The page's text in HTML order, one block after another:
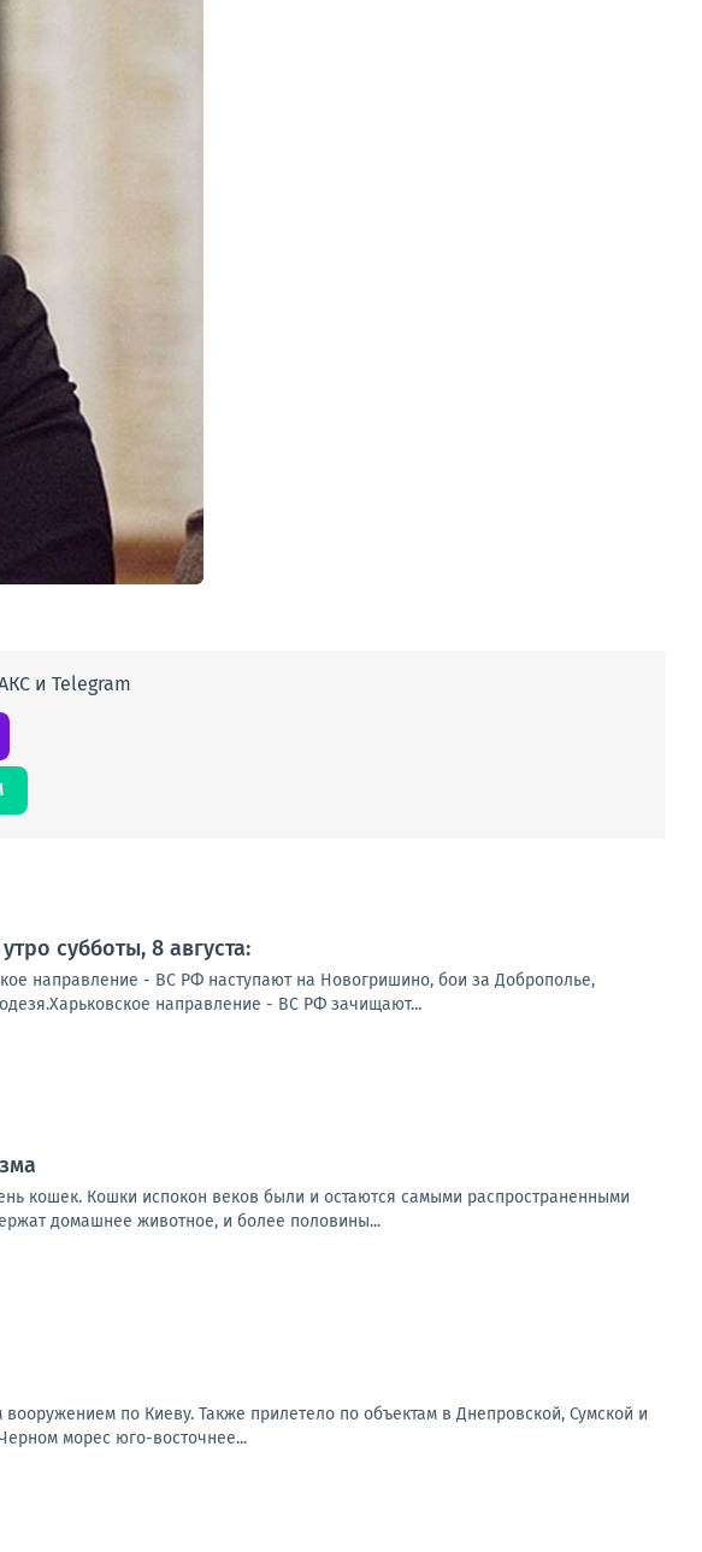
и Telegram
субботы, 8 августа:
направление - ВС РФ наступают на Новогришино, бои за Доброполье,
направление - ВС РФ зачищают...
кошек. Кошки испокон веков были и остаются самыми распространенными
домашнее животное, и более половины...
по Киеву. Также прилетело по объектам в Днепровской, Сумской и
морес юго-восточнее...